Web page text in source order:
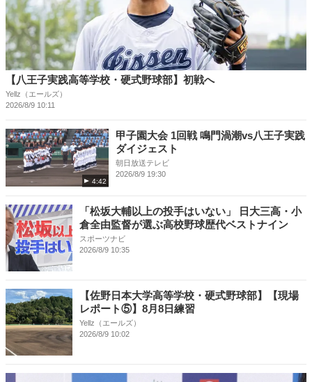
【八王子実践高等学校・硬式野球部】初戦へ
Yellz（エールズ）
2026/8/9 10:11
4:42
甲子園大会 1回戦 鳴門渦潮vs八王子実践
ダイジェスト
朝日放送テレビ
2026/8/9 19:30
「松坂大輔以上の投手はいない」 日大三高・小
倉全由監督が選ぶ高校野球歴代ベストナイン
スポーツナビ
2026/8/9 10:35
【佐野日本大学高等学校・硬式野球部】【現場
レポート⑤】8月8日練習
Yellz（エールズ）
2026/8/9 10:02